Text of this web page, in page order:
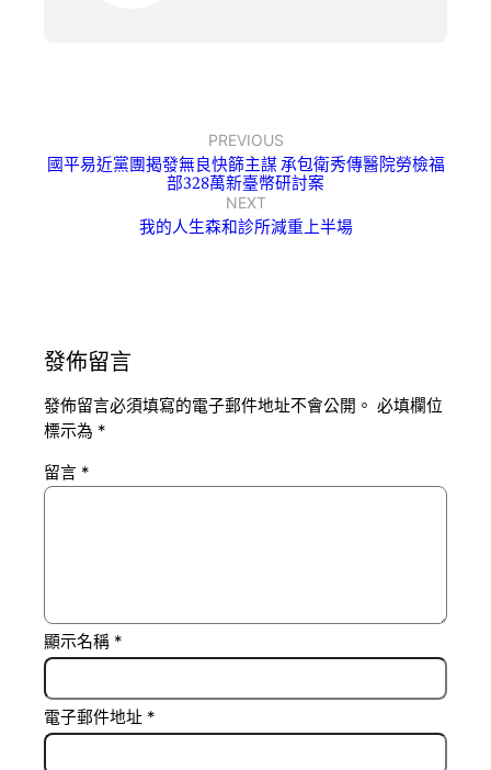
PREVIOUS
國平易近黨團揭發無良快篩主謀 承包衛秀傳醫院勞檢福
部328萬新臺幣研討案
NEXT
我的人生森和診所減重上半場
發佈留言
發佈留言必須填寫的電子郵件地址不會公開。 必填欄位
標示為 *
留言 *
顯示名稱 *
電子郵件地址 *